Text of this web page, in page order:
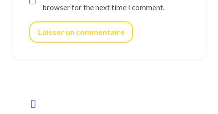
browser for the next time I comment.
Laisser un commentaire